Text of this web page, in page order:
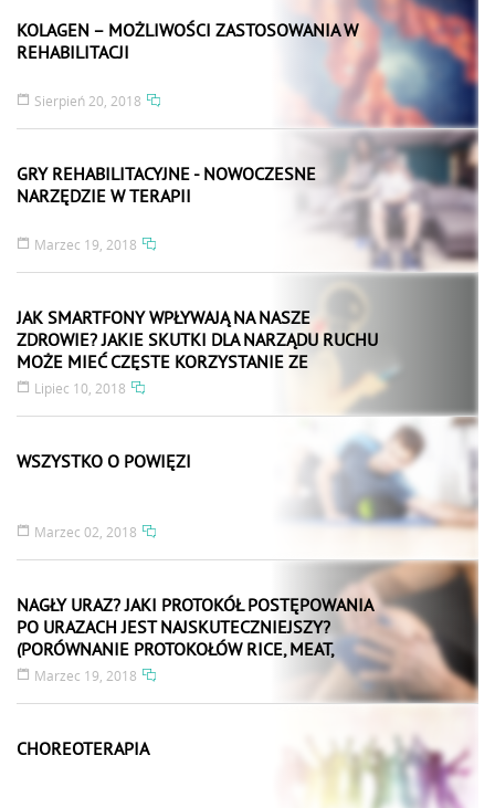
KOLAGEN – MOŻLIWOŚCI ZASTOSOWANIA W
REHABILITACJI
Sierpień 20, 2018
GRY REHABILITACYJNE - NOWOCZESNE
NARZĘDZIE W TERAPII
Marzec 19, 2018
JAK SMARTFONY WPŁYWAJĄ NA NASZE
ZDROWIE? JAKIE SKUTKI DLA NARZĄDU RUCHU
MOŻE MIEĆ CZĘSTE KORZYSTANIE ZE
SMARTFONÓW?
Lipiec 10, 2018
WSZYSTKO O POWIĘZI
Marzec 02, 2018
NAGŁY URAZ? JAKI PROTOKÓŁ POSTĘPOWANIA
PO URAZACH JEST NAJSKUTECZNIEJSZY?
(PORÓWNANIE PROTOKOŁÓW RICE, MEAT,
POLICE)
Marzec 19, 2018
CHOREOTERAPIA